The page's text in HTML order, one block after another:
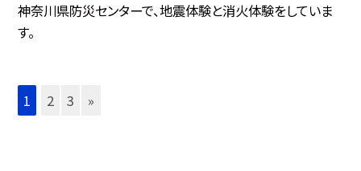
神奈川県防災センターで、地震体験と消火体験をしていま
す。
1 2 3 »